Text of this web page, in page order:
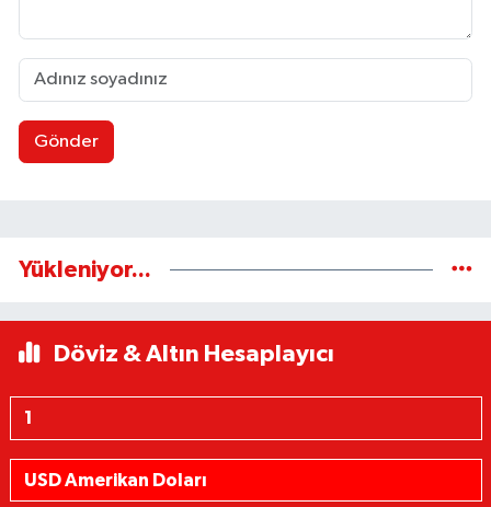
Gönder
Yükleniyor...
Döviz & Altın Hesaplayıcı